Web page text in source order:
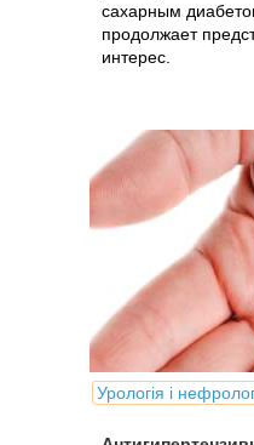
сахарным
продолжает
интерес.
Урологія і